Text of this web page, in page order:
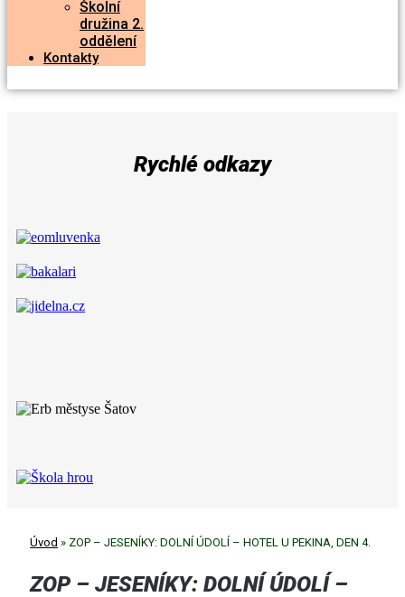
Školní
družina 2.
oddělení
Kontakty
Rychlé odkazy
Úvod » ZOP – JESENÍKY: DOLNÍ ÚDOLÍ – HOTEL U PEKINA, DEN 4.
ZOP – JESENÍKY: DOLNÍ ÚDOLÍ –